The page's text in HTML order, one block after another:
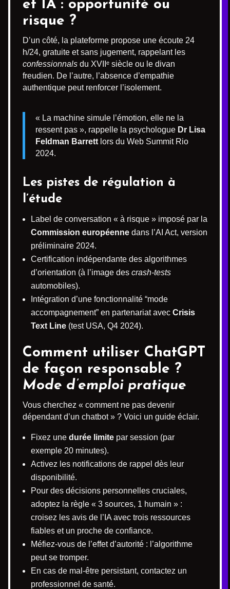
et IA : opportunité ou
risque ?
D’un côté, la plateforme propose une écoute 24
h/24, gratuite et sans jugement, rappelant les
confessionnals du XVIIᵉ siècle ou le divan
freudien. De l’autre, l’absence d’empathie
authentique peut renforcer l’isolement.
« La machine simule l’émotion, elle ne la
ressent pas », rappelle la psychologue Dr Lisa
Feldman Barrett lors du Web Summit Rio
2024.
Les pistes de régulation à
l’étude
Label de conversation « à risque » imposé par la
Commission européenne dans l’AI Act, version
préliminaire 2024.
Certification indépendante des algorithmes
d’orientation (à l’image des crash-tests
automobiles).
Intégration d’une fonctionnalité “mode
accompagnement” en partenariat avec Crisis
Text Line (test USA, Q4 2024).
Comment utiliser ChatGPT
de façon responsable ?
Mode d’emploi pratique
Vous cherchez « comment ne pas devenir
dépendant d’un chatbot » ? Voici un guide éclair.
Fixez une durée limite par session (par
exemple 20 minutes).
Activez les notifications de rappel dès leur
disponibilité.
Pour des décisions personnelles cruciales,
adoptez la règle « 3 sources, 1 humain » :
croisez les avis de l’IA avec trois ressources
fiables et un proche de confiance.
Méfiez-vous de l’effet d’autorité : l’algorithme
peut se tromper.
En cas de mal-être persistant, contactez un
professionnel de santé.